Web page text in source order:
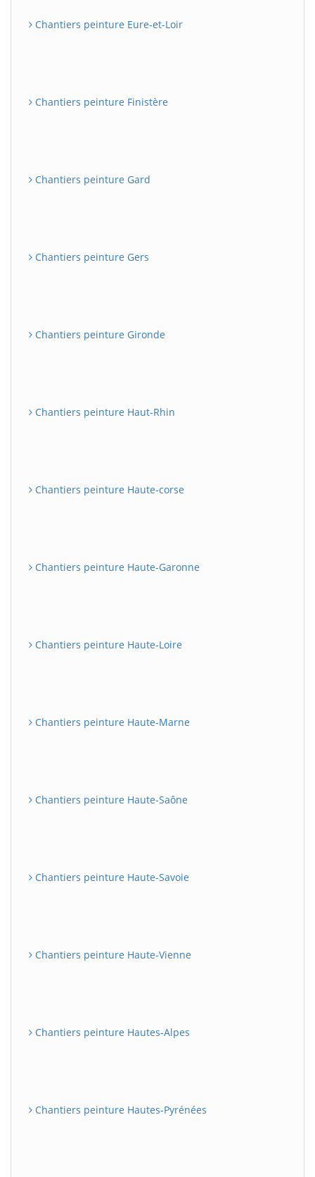
Chantiers peinture Eure-et-Loir
Chantiers peinture Finistère
Chantiers peinture Gard
Chantiers peinture Gers
Chantiers peinture Gironde
Chantiers peinture Haut-Rhin
Chantiers peinture Haute-corse
Chantiers peinture Haute-Garonne
Chantiers peinture Haute-Loire
Chantiers peinture Haute-Marne
Chantiers peinture Haute-Saône
Chantiers peinture Haute-Savoie
Chantiers peinture Haute-Vienne
Chantiers peinture Hautes-Alpes
Chantiers peinture Hautes-Pyrénées